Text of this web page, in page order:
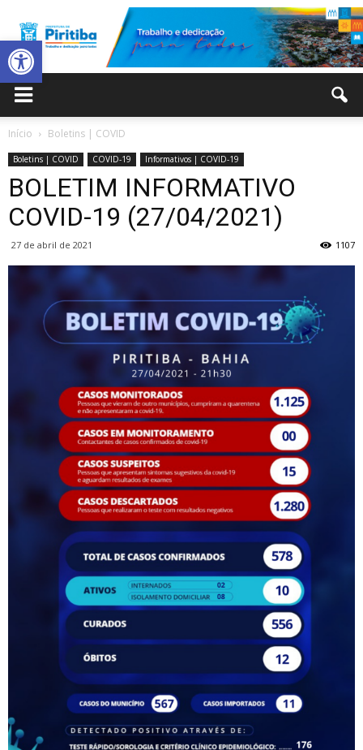
Abrir a barra de ferramentas
Municipal
Piritiba
Início Boletins | COVID
Boletins | COVID COVID-19 Informativos | COVID-19
BOLETIM INFORMATIVO
COVID-19 (27/04/2021)
27 de abril de 2021 1107